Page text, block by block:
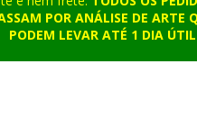
POR ANÁLISE DE ARTE
PODEM LEVAR ATÉ 1 DIA ÚTIL